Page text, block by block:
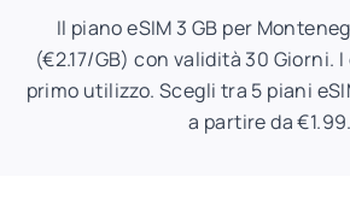
Il piano eSIM 3 GB per
(€2.17/GB) con validità 30 Giorni.
primo utilizzo. Scegli tra 5 piani
a partire da €1.99.